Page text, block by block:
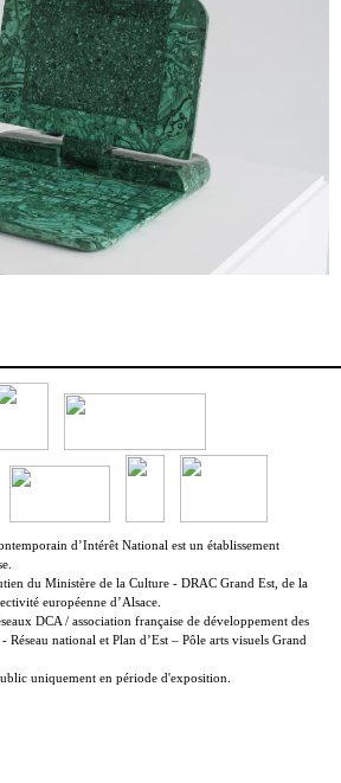
d’Intérêt National est un établissement
du Ministère de la Culture - DRAC Grand Est, de la
européenne d’Alsace.
DCA / association française de développement des
Réseau national et Plan d’Est – Pôle arts visuels Grand
uniquement en période d'exposition.